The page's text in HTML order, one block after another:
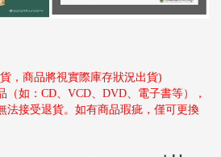
，商品將視實際庫存狀況出貨)
如：CD、VCD、DVD、電子書等），
法接受退貨。如有商品瑕疵，僅可更換